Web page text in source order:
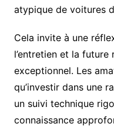
atypique de voitures
Cela invite à une
l’entretien et la
exceptionnel. Les
qu’investir dans une
un suivi technique
connaissance